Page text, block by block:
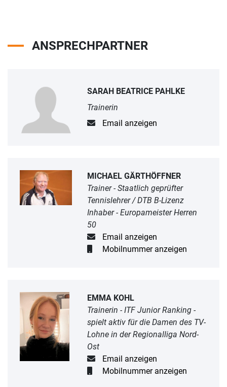
ANSPRECHPARTNER
SARAH BEATRICE PAHLKE
Trainerin
Email anzeigen
MICHAEL GÄRTHÖFFNER
Trainer - Staatlich geprüfter
Tennislehrer / DTB B-Lizenz
Inhaber - Europameister Herren
50
Email anzeigen
Mobilnummer anzeigen
EMMA KOHL
Trainerin - ITF Junior Ranking -
spielt aktiv für die Damen des TV-
Lohne in der Regionalliga Nord-
Ost
Email anzeigen
Mobilnummer anzeigen